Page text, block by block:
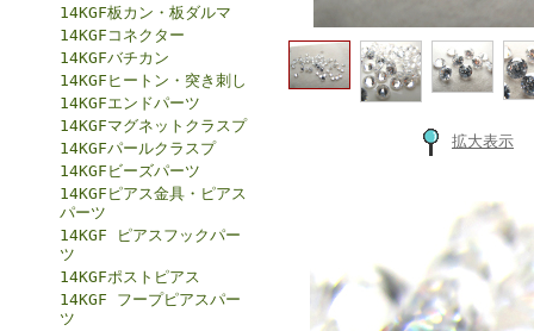
14KGF板カン・板ダルマ
14KGFコネクター
14KGFバチカン
14KGFヒートン・突き刺し
14KGFエンドパーツ
14KGFマグネットクラスプ
14KGFパールクラスプ
14KGFビーズパーツ
14KGFピアス金具・ピアス
パーツ
14KGF ピアスフックパー
ツ
14KGFポストピアス
14KGF フープピアスパー
ツ
拡大表示